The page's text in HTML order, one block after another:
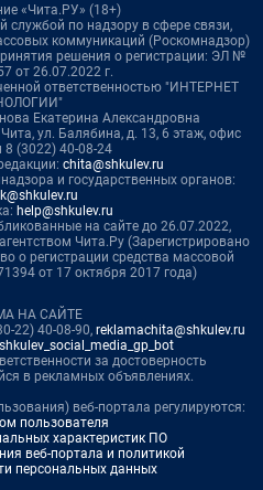
«Чита.РУ» (18+)
службой по надзору в сфере связи,
коммуникаций (Роскомнадзор)
решения о регистрации: ЭЛ №
от 26.07.2022 г.
ответственностью "ИНТЕРНЕТ
Екатерина Александровна
ул. Балябина, д. 13, 6 этаж, офис
8 (3022) 40-08-24
chita@shkulev.ru
и государственных органов:
help@shkulev.ru
на сайте до 26.07.2022,
Чита.Ру (Зарегистрировано
о регистрации средства массовой
от 17 октября 2017 года)
НА САЙТЕ
22) 40-08-90, reklamachita@shkulev.ru
за достоверность
в рекламных объявлениях.
веб-портала регулируются:
пользователя
характеристик ПО
веб-портала и политикой
персональных данных